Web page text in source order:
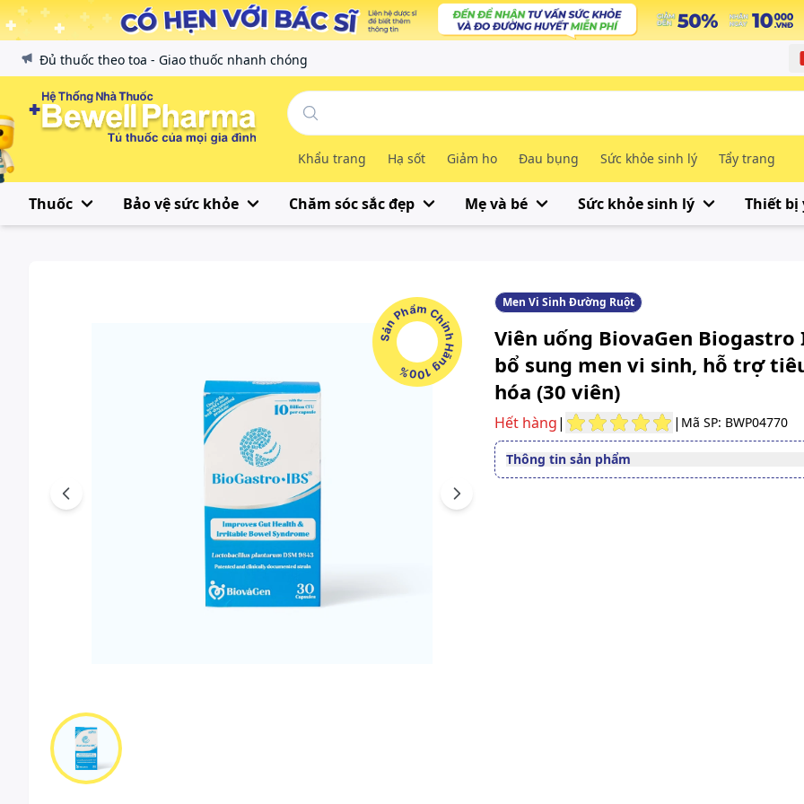
Đủ thuốc theo toa - Giao thuốc nhanh chóng
Khẩu trang Hạ sốt Giảm ho Đau bụng Sức khỏe sinh lý Tẩy trang
Thuốc Bảo vệ sức khỏe Chăm sóc sắc đẹp Mẹ và bé Sức khỏe sinh lý Thiết bị
Sản Phẩm Chính Hãng 100%
Previous Next
Men Vi Sinh Đường Ruột
Viên uống BiovaGen Biogastro
bổ sung men vi sinh, hỗ trợ
hóa (30 viên)
Hết hàng| | Mã SP: BWP04770
Thông tin sản phẩm